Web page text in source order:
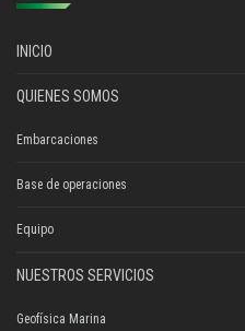
INICIO
QUIENES SOMOS
Embarcaciones
Base de operaciones
Equipo
NUESTROS SERVICIOS
Geofísica Marina